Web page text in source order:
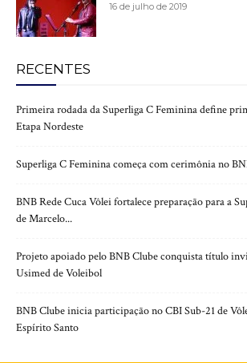
16 de julho de 2019
RECENTES
Primeira rodada da Superliga C Feminina define
Etapa Nordeste
Superliga C Feminina começa com cerimônia no
BNB Rede Cuca Vôlei fortalece preparação para a
de Marcelo...
Projeto apoiado pelo BNB Clube conquista título
Usimed de Voleibol
BNB Clube inicia participação no CBI Sub-21 de
Espírito Santo